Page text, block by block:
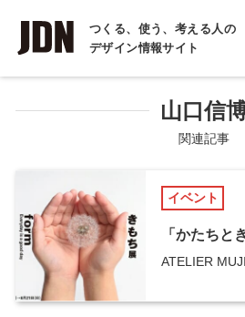
つくる、使う、考える人の
デザイン情報サイト
INTERVIEW
インタビュー
コラム
山口信
関連記事
イベント
「かたちと
ATELIER